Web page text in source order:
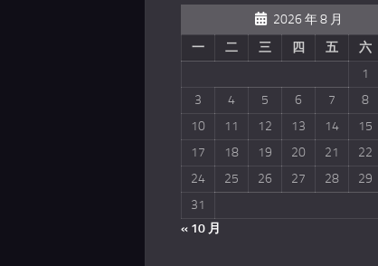
2026 年 8 月
一
二 三 四 五 六
1
3
4 5 6 7 8
10
11 12 13 14 15
17
18 19 20 21 22
24
25 26 27 28 29
31
« 10 月